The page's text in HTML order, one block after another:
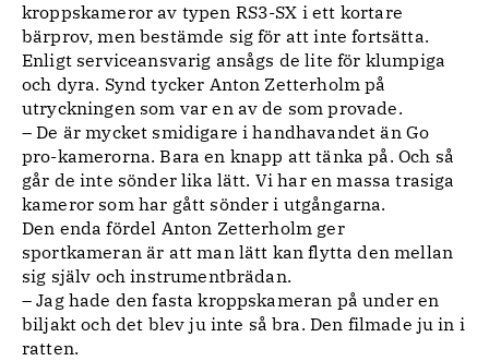
kroppskameror av typen RS3-SX i ett kortare
bärprov, men bestämde sig för att inte fortsätta.
Enligt serviceansvarig ansågs de lite för klumpiga
och dyra. Synd tycker Anton Zetterholm på
utryckningen som var en av de som provade.
– De är mycket smidigare i handhavandet än Go
pro-kamerorna. Bara en knapp att tänka på. Och så
går de inte sönder lika lätt. Vi har en massa trasiga
kameror som har gått sönder i utgångarna.
Den enda fördel Anton Zetterholm ger
sportkameran är att man lätt kan flytta den mellan
sig själv och instrumentbrädan.
– Jag hade den fasta kroppskameran på under en
biljakt och det blev ju inte så bra. Den filmade ju in i
ratten.